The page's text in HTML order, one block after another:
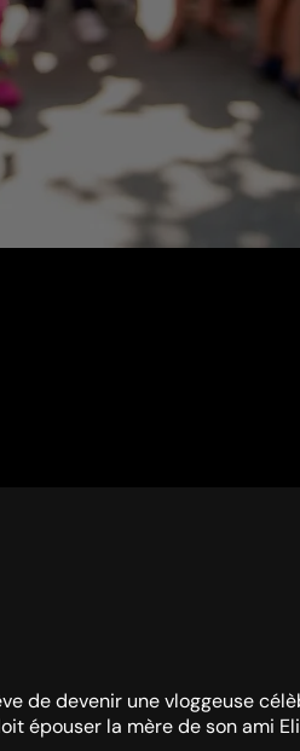
de devenir une vloggeuse
épouser la mère de son ami